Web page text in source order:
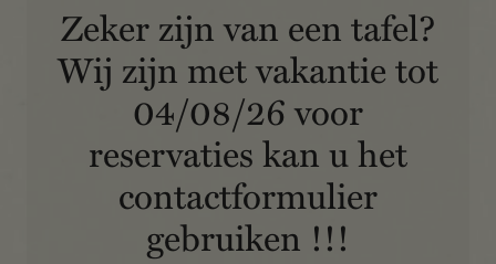
terras, wat de
gezellige
avond
helemaal
afmaakte.
Vriendelijke
lekker eten en
Zeker zijn van een tafel?
Wij zijn met vakantie tot
04/08/26 voor
reservaties kan u het
contactformulier
gebruiken !!!